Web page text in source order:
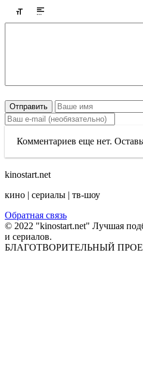
Отправить
Комментариев еще нет.
kinostart.net
кино | сериалы | тв-шоу
Обратная связь
© 2022 "kinostart.net" Лучшая
и сериалов.
БЛАГОТВОРИТЕЛЬНЫЙ